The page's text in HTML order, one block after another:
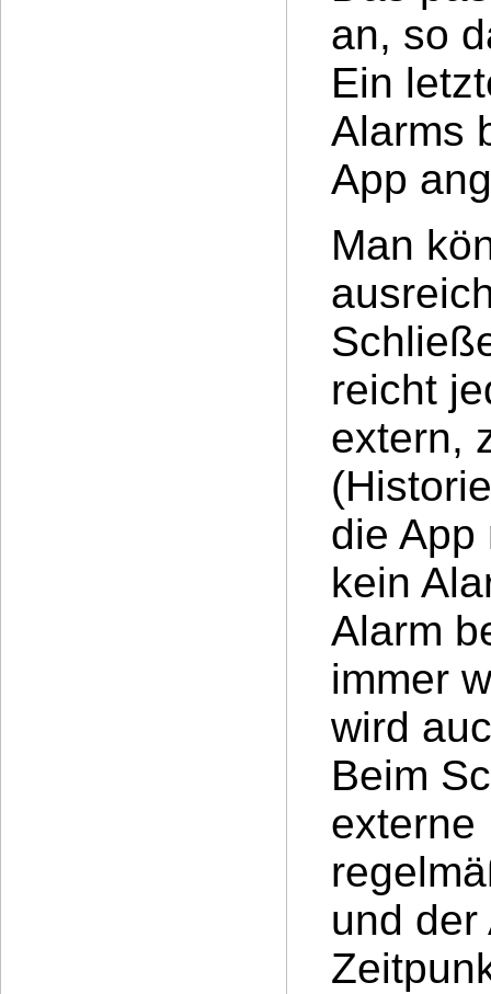
an, so
Ein
Alarms
App
Man
reicht
extern,
die App
kein
Alarm
immer
wird
Beim
externe
und der